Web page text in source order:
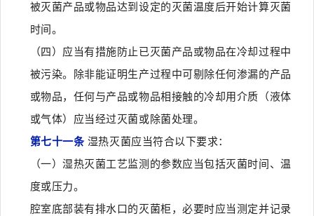
被灭菌产品或物品达到设定的灭菌温度后开始计算灭菌
时间。
（四）应当有措施防止已灭菌产品或物品在冷却过程中
被污染。除非能证明生产过程中可剔除任何渗漏的产品
或物品，任何与产品或物品相接触的冷却用介质（液体
或气体）应当经过灭菌或除菌处理。
第七十一条湿热灭菌应当符合以下要求：
（一）湿热灭菌工艺监测的参数应当包括灭菌时间、温
度或压力。
腔室底部装有排水口的灭菌柜，必要时应当测定并记录